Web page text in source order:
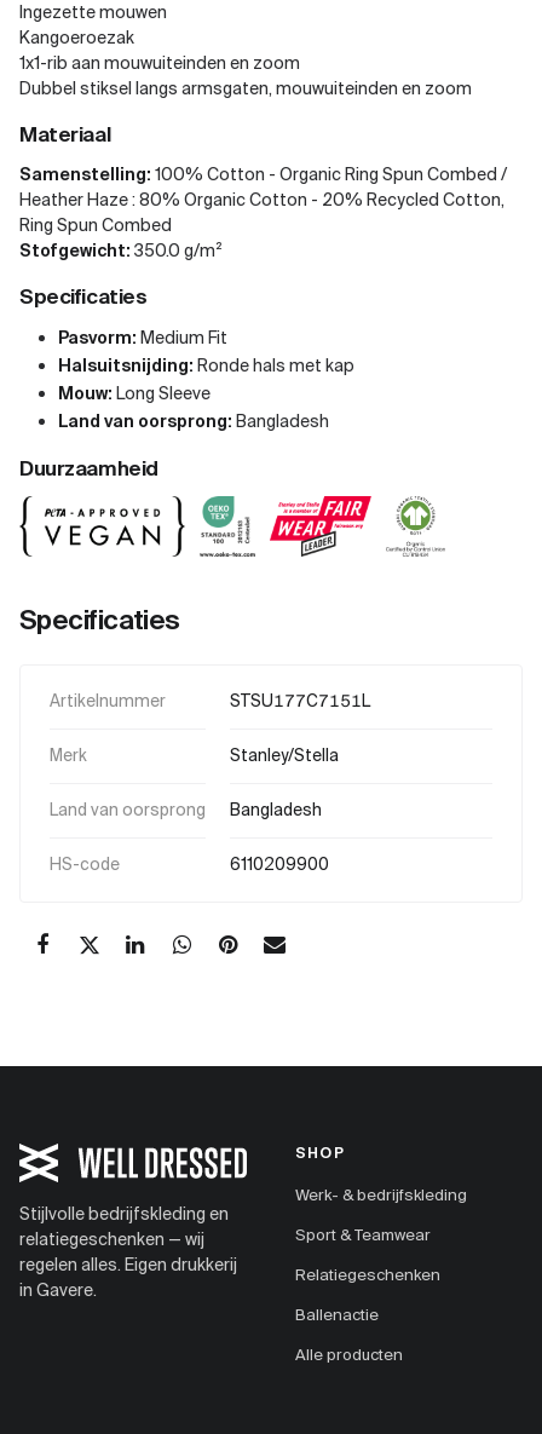
Ingezette mouwen
Kangoeroezak
1x1-rib aan mouwuiteinden en zoom
Dubbel stiksel langs armsgaten, mouwuiteinden en zoom
Materiaal
Samenstelling: 100% Cotton - Organic Ring Spun Combed /
Heather Haze : 80% Organic Cotton - 20% Recycled Cotton,
Ring Spun Combed
Stofgewicht: 350.0 g/m²
Specificaties
Pasvorm: Medium Fit
Halsuitsnijding: Ronde hals met kap
Mouw: Long Sleeve
Land van oorsprong: Bangladesh
Duurzaamheid
Specificaties
Artikelnummer STSU177C7151L
Merk Stanley/Stella
Land van oorsprong Bangladesh
HS-code 6110209900
Stijlvolle bedrijfskleding en
relatiegeschenken — wij
regelen alles. Eigen drukkerij
in Gavere.
SHOP
Werk- & bedrijfskleding
Sport & Teamwear
Relatiegeschenken
Ballenactie
Alle producten